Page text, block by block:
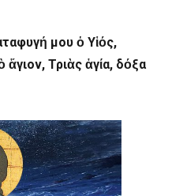
μου ὁ Υἱός,
Τριὰς ἁγία, δόξα